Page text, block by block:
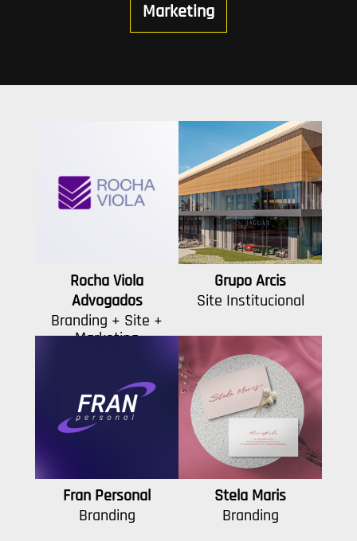
Marketing
Rocha Viola
Advogados
Branding + Site +
Marketing
Grupo Arcis
Site Institucional
Fran Personal
Branding
Stela Maris
Branding